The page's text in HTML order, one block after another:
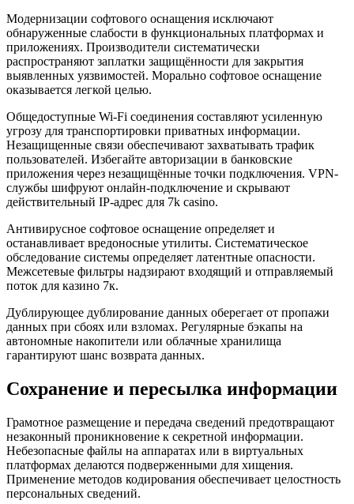
Модернизации софтового оснащения исключают
обнаруженные слабости в функциональных платформах и
приложениях. Производители систематически
распространяют заплатки защищённости для закрытия
выявленных уязвимостей. Морально софтовое оснащение
оказывается легкой целью.
Общедоступные Wi-Fi соединения составляют усиленную
угрозу для транспортировки приватных информации.
Незащищенные связи обеспечивают захватывать трафик
пользователей. Избегайте авторизации в банковские
приложения через незащищённые точки подключения. VPN-
службы шифруют онлайн-подключение и скрывают
действительный IP-адрес для 7k casino.
Антивирусное софтовое оснащение определяет и
останавливает вредоносные утилиты. Систематическое
обследование системы определяет латентные опасности.
Межсетевые фильтры надзирают входящий и отправляемый
поток для казино 7к.
Дублирующее дублирование данных оберегает от пропажи
данных при сбоях или взломах. Регулярные бэкапы на
автономные накопители или облачные хранилища
гарантируют шанс возврата данных.
Сохранение и пересылка информации
Грамотное размещение и передача сведений предотвращают
незаконный проникновение к секретной информации.
Небезопасные файлы на аппаратах или в виртуальных
платформах делаются подверженными для хищения.
Применение методов кодирования обеспечивает целостность
персональных сведений.